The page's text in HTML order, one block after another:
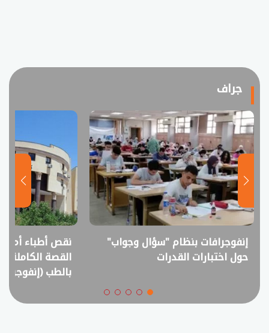
جراف
نقص أطباء أم فائض خريجين؟..
القصة الكاملة لمقترح خفض القبول
انفوجراف..
في امتحانات